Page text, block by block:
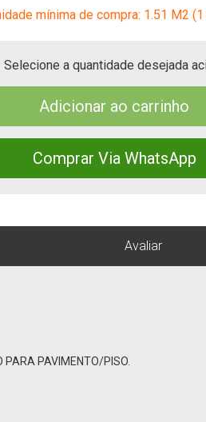
mínima de compra: 1.51 M2 (1
Selecione a quantidade desejada
Adicionar ao carrinho
Comprar Via WhatsApp
Avaliar
PAVIMENTO/PISO.